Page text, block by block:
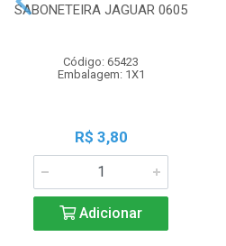
SABONETEIRA JAGUAR 0605
Código: 65423
Embalagem: 1X1
R$ 3,80
Adicionar